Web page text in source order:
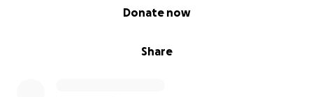
Share
Donate now